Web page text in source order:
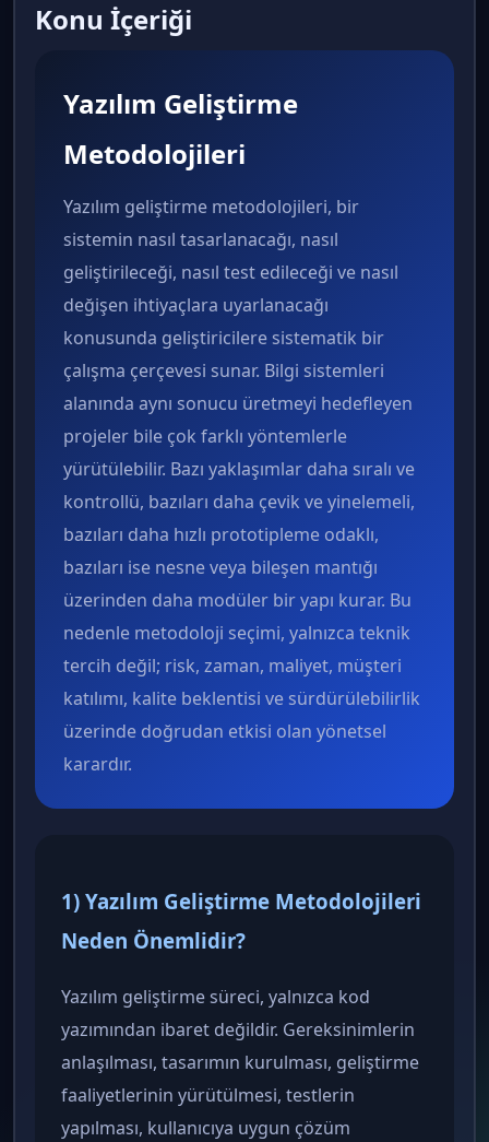
Konu İçeriği
Yazılım Geliştirme
Metodolojileri
Yazılım geliştirme metodolojileri, bir
sistemin nasıl tasarlanacağı, nasıl
geliştirileceği, nasıl test edileceği ve nasıl
değişen ihtiyaçlara uyarlanacağı
konusunda geliştiricilere sistematik bir
çalışma çerçevesi sunar. Bilgi sistemleri
alanında aynı sonucu üretmeyi hedefleyen
projeler bile çok farklı yöntemlerle
yürütülebilir. Bazı yaklaşımlar daha sıralı ve
kontrollü, bazıları daha çevik ve yinelemeli,
bazıları daha hızlı prototipleme odaklı,
bazıları ise nesne veya bileşen mantığı
üzerinden daha modüler bir yapı kurar. Bu
nedenle metodoloji seçimi, yalnızca teknik
tercih değil; risk, zaman, maliyet, müşteri
katılımı, kalite beklentisi ve sürdürülebilirlik
üzerinde doğrudan etkisi olan yönetsel
karardır.
1) Yazılım Geliştirme Metodolojileri
Neden Önemlidir?
Yazılım geliştirme süreci, yalnızca kod
yazımından ibaret değildir. Gereksinimlerin
anlaşılması, tasarımın kurulması, geliştirme
faaliyetlerinin yürütülmesi, testlerin
yapılması, kullanıcıya uygun çözüm